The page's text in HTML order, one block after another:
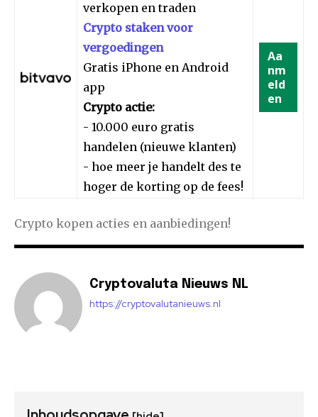
verkopen en traden
Crypto staken voor
vergoedingen
Gratis iPhone en Android
app
Crypto actie:
- 10.000 euro gratis
handelen (nieuwe klanten)
- hoe meer je handelt des te
hoger de korting op de fees!
Aa
nm
eld
en
Crypto kopen acties en aanbiedingen!
Cryptovaluta Nieuws NL
https://cryptovalutanieuws.nl